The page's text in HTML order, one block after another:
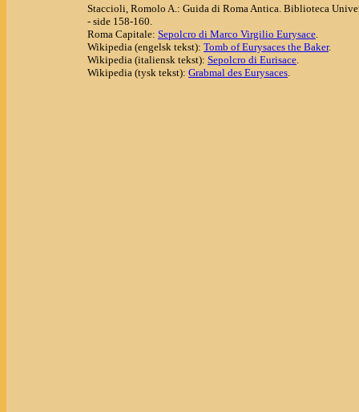
Staccioli, Romolo A.: Guida di Roma Antica. Biblioteca
- side 158-160.
Roma Capitale: Sepolcro di Marco Virgilio Eurysace.
Wikipedia (engelsk tekst): Tomb of Eurysaces the Baker.
Wikipedia (italiensk tekst): Sepolcro di Eurisace.
Wikipedia (tysk tekst): Grabmal des Eurysaces.